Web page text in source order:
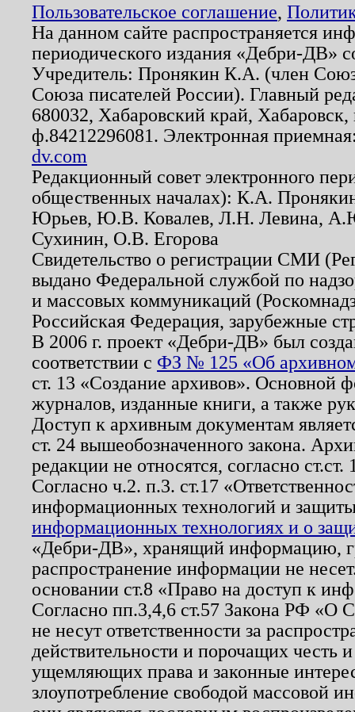
Пользовательское соглашение,
На данном сайте распространяется
периодического издания «Дебри-ДВ»
Учредитель: Пронякин К.А. (член
Союза писателей России). Главный
680032, Хабаровский край,
ф.84212296081. Электронная
dv.com
Редакционный совет электронного
общественных началах): К.А.
Юрьев, Ю.В. Ковалев, Л.Н. Левина,
Сухинин, О.В. Егорова
Свидетельство о регистрации СМИ
выдано Федеральной службой по
и массовых коммуникаций
Российская Федерация, зарубежные
В 2006 г. проект «Дебри-ДВ» был
соответствии с ФЗ № 125 «Об
ст. 13 «Создание архивов». Основной
журналов, изданные книги, а также
Доступ к архивным документам
ст. 24 вышеобозначенного закона.
редакции не относятся, согласно
Согласно ч.2. п.3. ст.17
информационных технологий и
информационных технологиях и о
«Дебри-ДВ», хранящий информацию,
распространение информации не
основании ст.8 «Право на доступ к
Согласно пп.3,4,6 ст.57 Закона РФ «О
не несут ответственности за
действительности и порочащих честь
ущемляющих права и законные
злоупотребление свободой массовой